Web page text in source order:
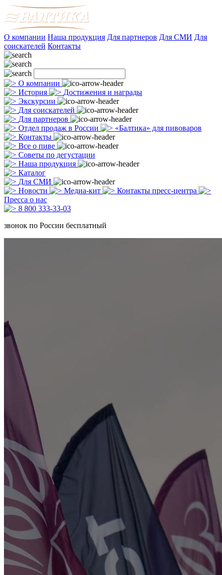
О компании Наша продукция Для партнеров Для СМИ Для
соискателей Контакты
О компании
История
Достижения и награды
Экскурсии
Для соискателей
Для партнеров
Отдел продаж в России
«Балтика» для пивоваров
Контакты
Все о пиве
Советы по дегустации
Наша продукция
Каталог
Для СМИ
Новости
Медиа-кит
Контакты пресс-центра
Пресса о нас
8 800 333-33-03
звонок по России бесплатный